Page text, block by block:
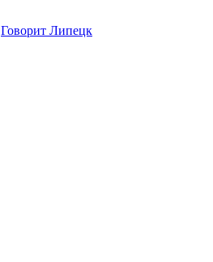
Говорит Липецк